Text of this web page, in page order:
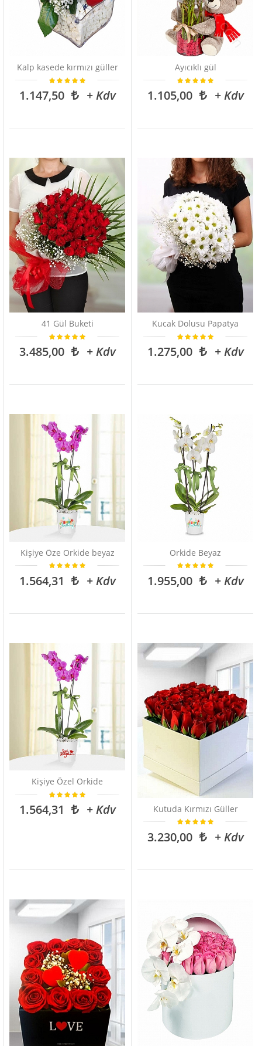
Kalp kasede kırmızı güller
1.147,50 + Kdv
Ayıcıklı gül
1.105,00 + Kdv
41 Gül Buketi
3.485,00 + Kdv
Kucak Dolusu Papatya
1.275,00 + Kdv
Kişiye Öze Orkide beyaz
1.564,31 + Kdv
Orkide Beyaz
1.955,00 + Kdv
Kişiye Özel Orkide
1.564,31 + Kdv Kutuda Kırmızı Güller
3.230,00 + Kdv